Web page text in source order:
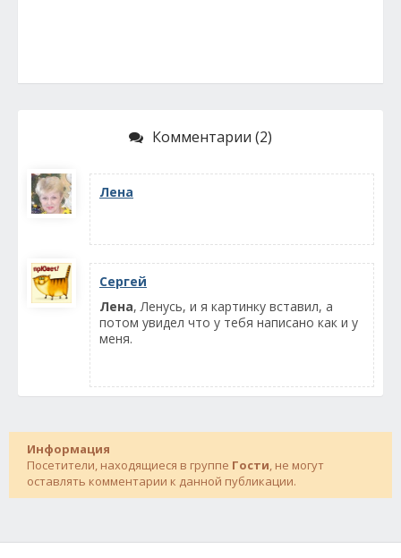
Комментарии (2)
Лена
Сергей
Лена, Ленусь, и я картинку вставил, а
потом увидел что у тебя написано как и у
меня.
Информация
Посетители, находящиеся в группе Гости, не могут
оставлять комментарии к данной публикации.